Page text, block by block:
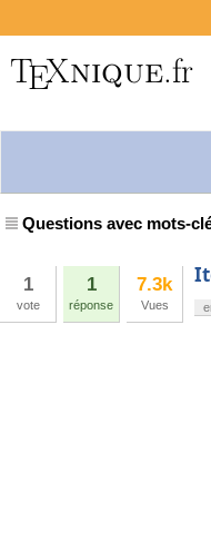
Questions avec mots-
1
vote
1
réponse
7.3k
Vues